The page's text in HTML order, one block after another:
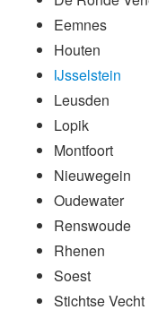
Eemnes
Houten
IJsselstein
Leusden
Lopik
Montfoort
Nieuwegein
Oudewater
Renswoude
Rhenen
Soest
Stichtse Vecht